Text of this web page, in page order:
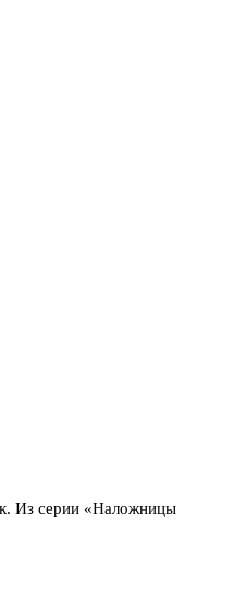
Из серии «Наложницы